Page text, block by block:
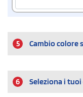
5 Cambio colore
6 Seleziona i